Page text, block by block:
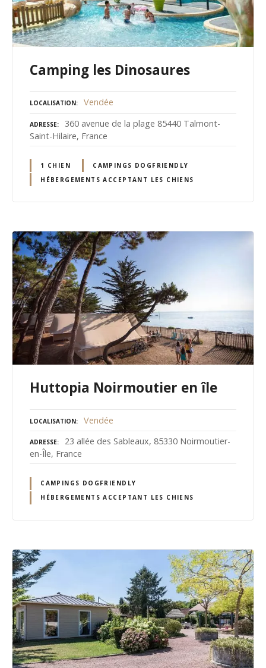
Camping les Dinosaures
LOCALISATION Vendée
ADRESSE
360 avenue de la plage 85440 Talmont-
Saint-Hilaire, France
1 CHIEN
CAMPINGS DOGFRIENDLY
HÉBERGEMENTS ACCEPTANT LES CHIENS
Huttopia Noirmoutier en île
LOCALISATION Vendée
ADRESSE
23 allée des Sableaux, 85330 Noirmoutier-
en-Île, France
CAMPINGS DOGFRIENDLY
HÉBERGEMENTS ACCEPTANT LES CHIENS